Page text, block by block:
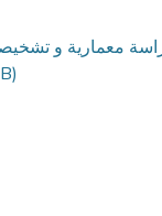
معمارية و